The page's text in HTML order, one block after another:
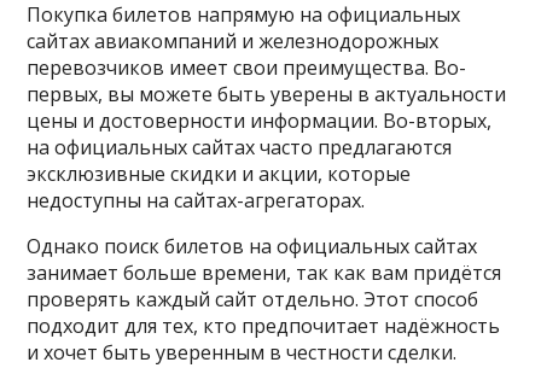
Покупка билетов напрямую на официальных
сайтах авиакомпаний и железнодорожных
перевозчиков имеет свои преимущества. Во-
первых, вы можете быть уверены в актуальности
цены и достоверности информации. Во-вторых,
на официальных сайтах часто предлагаются
эксклюзивные скидки и акции, которые
недоступны на сайтах-агрегаторах.
Однако поиск билетов на официальных сайтах
занимает больше времени, так как вам придётся
проверять каждый сайт отдельно. Этот способ
подходит для тех, кто предпочитает надёжность
и хочет быть уверенным в честности сделки.